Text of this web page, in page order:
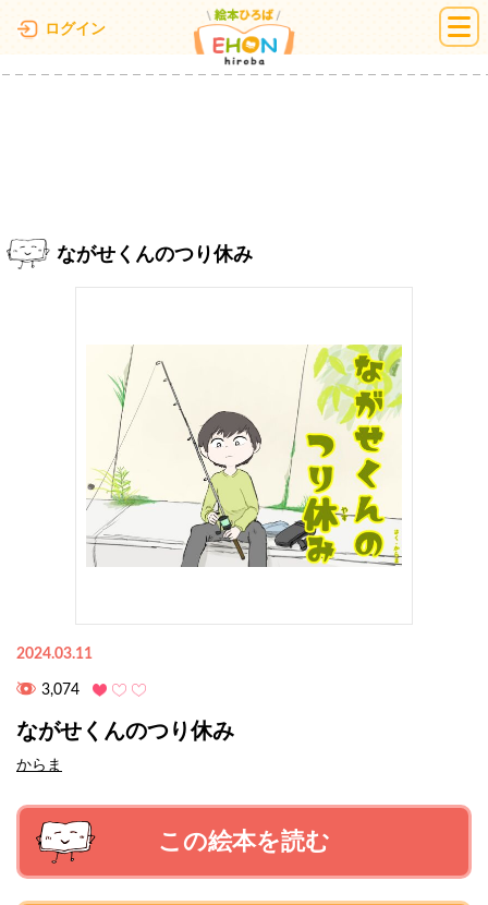
ログイン 絵本ひろば
ながせくんのつり休み
2024.03.11
3,074
ながせくんのつり休み
からま
この絵本を読む